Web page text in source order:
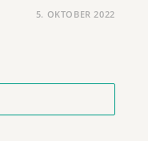
5. OKTOBER 2022